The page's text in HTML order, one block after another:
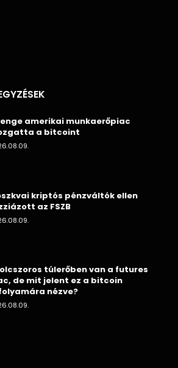
amerikai munkaerőpiac
a bitcoint
kriptós pénzváltók ellen
az FSZB
túlerőben van a futures
de mit jelent ez a bitcoin
nézve?